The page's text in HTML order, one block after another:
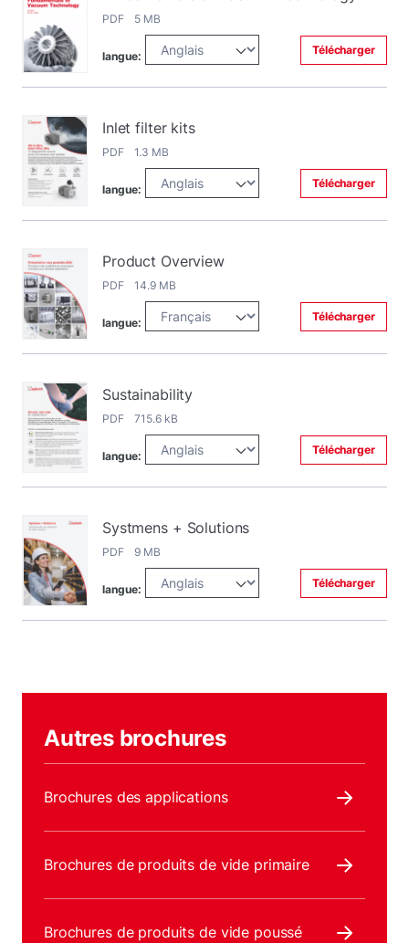
PDF 5 MB
langue: Télécharger
Inlet filter kits
PDF 1.3 MB
langue: Télécharger
Product Overview
PDF 14.9 MB
langue: Télécharger
Sustainability
PDF 715.6 kB
langue: Télécharger
Systmens + Solutions
PDF 9 MB
langue: Télécharger
Autres brochures
Brochures des applications
Brochures de produits de vide primaire
Brochures de produits de vide poussé